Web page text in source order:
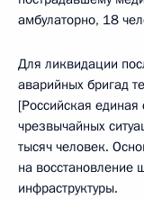
амбулаторно, 18
Для ликвидации
аварийных бригад
[Российская
чрезвычайных
тысяч человек.
на восстановление
инфраструктуры.